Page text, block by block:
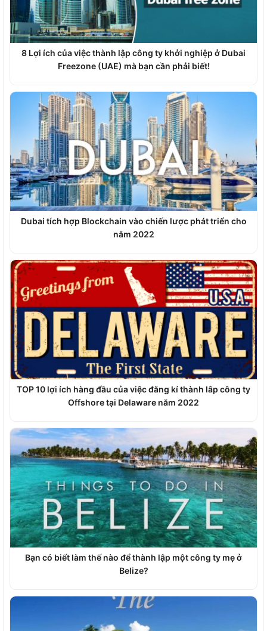
8 Lợi ích của việc thành lập công ty khởi nghiệp ở Dubai
Freezone (UAE) mà bạn cần phải biết!
Dubai tích hợp Blockchain vào chiến lược phát triển cho
năm 2022
TOP 10 lợi ích hàng đầu của việc đăng kí thành lâp công ty
Offshore tại Delaware năm 2022
Bạn có biết làm thế nào để thành lập một công ty mẹ ở
Belize?